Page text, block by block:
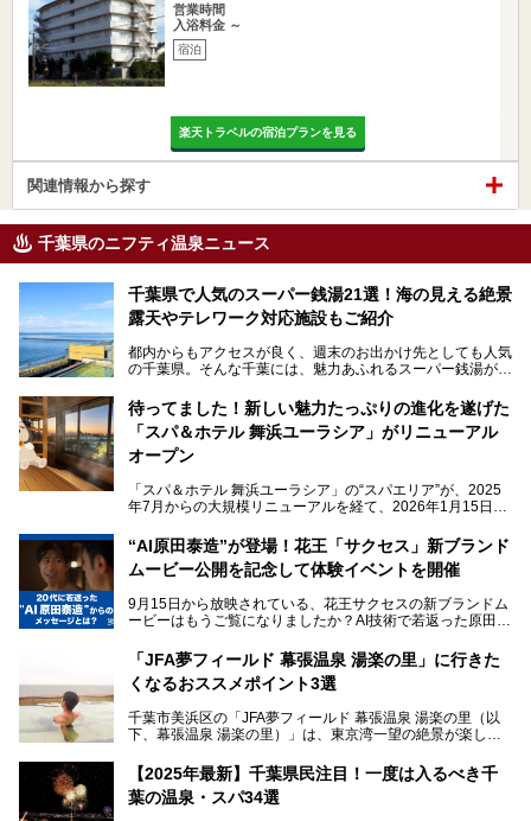
営業時間
入浴料金 ～
宿泊
楽天トラベルの宿泊プランを見る
関連情報から探す
千葉県のニフティ温泉ニュース
千葉県で人気のスーパー銭湯21選！海の見える絶景
露天やテレワーク対応施設もご紹介
都内からもアクセスが良く、週末のお出かけ先としても人気
の千葉県。そんな千葉には、魅力あふれるスーパー銭湯がた
「サウナでしっかりととのいたい」「海が見える絶景で非日
常を味わいたい」「子連れでも気兼ねなく1日過ごした
い」。
そんな多様なニーズに応える施設が揃っているため、その日
の目的に合った施設がきっと見つかるはずです。
さらに最近では、24時間営業で深夜まで滞在できる施設
や、テレワーク・コワーキングスペースを備えた仕事もでき
るスパも増えており、ただの入浴施設にとどまらない進化を
本記事では、人気スーパー銭湯から絶景施設、コワーキング
スペースや休憩スペースが充実した施設、子連れファミリー
向けの施設など、目的に合わせたおすすめの施設を紹介しま
す。
ださい。
待ってました！新しい魅力たっぷりの進化を遂げた
「スパ＆ホテル 舞浜ユーラシア」がリニューアル
オープン
「スパ＆ホテル 舞浜ユーラシア」の“スパエリア”が、2025
年7月からの大規模リニューアルを経て、2026年1月15日
新設エリアや生まれ変わった浴場・サウナの魅力を、人気キ
ャラクター「ユーラシわん」と一緒にご紹介します。必見の
───
提供元：SPA＆HOTEL舞浜ユーラシア【PR】
です。
“AI原田泰造”が登場！花王「サクセス」新ブランド
ムービー公開を記念して体験イベントを開催
9月15日から放映されている、花王サクセスの新ブランドム
ービーはもうご覧になりましたか？AI技術で若返った原田泰
伝えるムービーです。公開を記念して、スパメッツァおおた
か竜泉寺の湯にて体験イベントを開催。花王サクセスの製品
が無料で試せるチャンスです！
提供元：花王株式会社【PR】
この記事は花王株式会社商品のPRレポート記事です。
「JFA夢フィールド 幕張温泉 湯楽の里」に行きた
くなるおススメポイント3選
千葉市美浜区の「JFA夢フィールド 幕張温泉 湯楽の里（以
下、幕張温泉 湯楽の里）」は、東京湾一望の絶景が楽しめ
設備も天然温泉の露天風呂、サウナ、岩盤浴のほか、高濃度
炭酸泉、海の見えるお休み処や食事処、展望抜群の屋上ま
で、年代を問わずたっぷり楽しめます。
【2025年最新】千葉県民注目！一度は入るべき千
葉の温泉・スパ34選